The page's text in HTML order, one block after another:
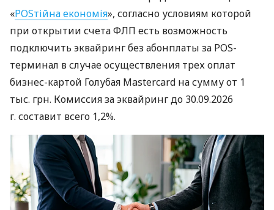
«POSтійна економія», согласно условиям которой
при открытии счета ФЛП есть возможность
подключить эквайринг без абонплаты за POS-
терминал в случае осуществления трех оплат
бизнес-картой Голубая Mastercard на сумму от 1
тыс. грн. Комиссия за эквайринг до 30.09.2026
г. составит всего 1,2%.